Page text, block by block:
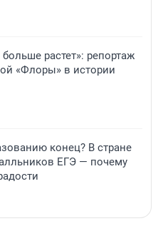
растет»: репортаж
«Флоры» в истории
конец? В стране
ЕГЭ — почему